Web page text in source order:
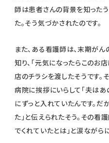
師は患者さんの背景を知った
た。そう気づかされたのです。
また、ある看護師は、末期が
知り、「元気になったらこのお
店のチラシを渡したそうです。
病院に挨拶にいらして「夫は
にずっと入れていたんです。だ
た」と伝えられたそう。その看
でくれていたとは」と涙ながら